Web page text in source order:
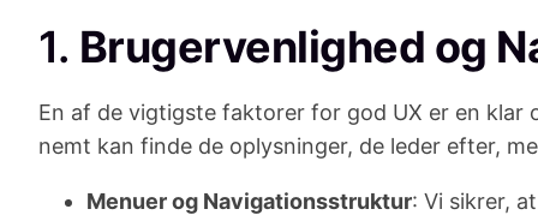
1. Brugervenlighed og
En af de vigtigste faktorer for god UX er en
nemt kan finde de oplysninger, de leder efter,
Menuer og Navigationsstruktur: Vi sikrer,